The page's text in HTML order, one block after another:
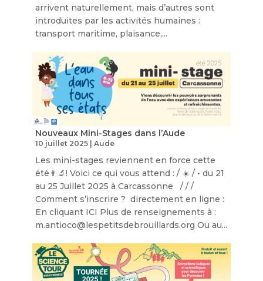
arrivent naturellement, mais d’autres sont
introduites par les activités humaines :
transport maritime, plaisance,...
Nouveaux Mini-Stages dans l’Aude
10 juillet 2025| Aude
Les mini-stages reviennent en force cette
été👨‍🔬! Voici ce qui vous attend : / ☀️ / • du 21
au 25 Juillet 2025 à Carcassonne / / /
Comment s’inscrire ? directement en ligne :
En cliquant ICI Plus de renseignements à :
m.antioco@lespetitsdebrouillards.org Ou au...